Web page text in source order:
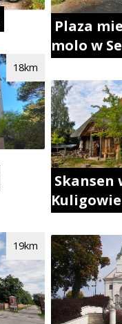
18km
19km
Plaza
molo w
Skansen
Kuligowie